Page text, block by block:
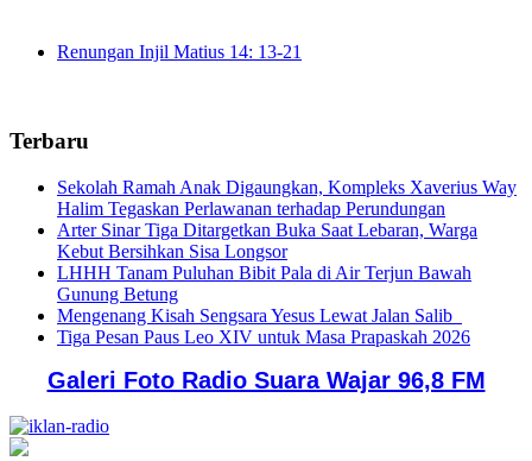
Renungan Injil Matius 14: 13-21
Terbaru
Sekolah Ramah Anak Digaungkan, Kompleks Xaverius Way
Halim Tegaskan Perlawanan terhadap Perundungan
Arter Sinar Tiga Ditargetkan Buka Saat Lebaran, Warga
Kebut Bersihkan Sisa Longsor
LHHH Tanam Puluhan Bibit Pala di Air Terjun Bawah
Gunung Betung
Mengenang Kisah Sengsara Yesus Lewat Jalan Salib
Tiga Pesan Paus Leo XIV untuk Masa Prapaskah 2026
Galeri Foto Radio Suara Wajar 96,8 FM